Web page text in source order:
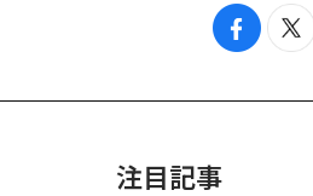
注目記事